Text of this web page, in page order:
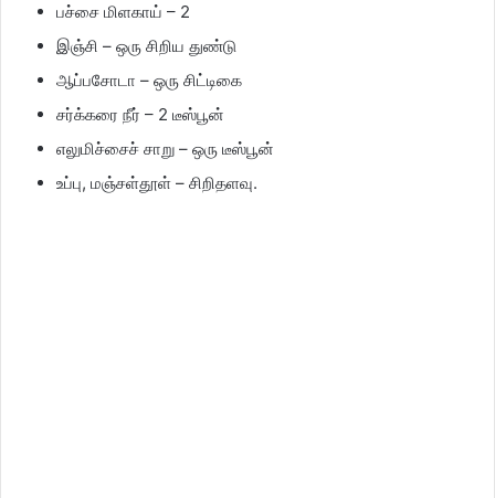
பச்சை மிளகாய் – 2
இஞ்சி – ஒரு சிறிய துண்டு
ஆப்பசோடா – ஒரு சிட்டிகை
சர்க்கரை நீர் – 2 டீஸ்பூன்
எலுமிச்சைச் சாறு – ஒரு டீஸ்பூன்
உப்பு, மஞ்சள்தூள் – சிறிதளவு.